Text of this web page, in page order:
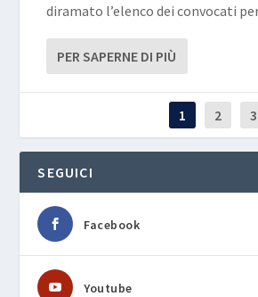
diramato l’elenco dei convocati
PER SAPERNE DI PIÙ
1 2 3
SEGUICI
Facebook
Youtube